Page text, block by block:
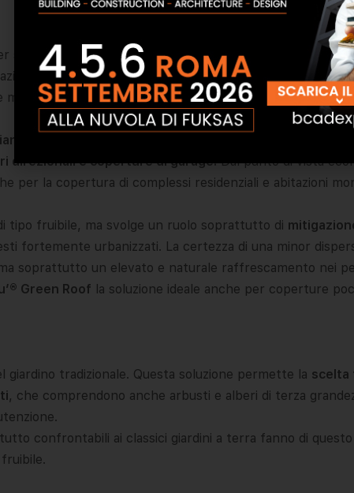
superfici medio-grandi, con capacità di carico ridotta,
e manutenzione dato il substrato di spessore
molto resistenti e con radici poco profonde ( graminacee,
o inclinate
direzionali e coperture di garage.Dal punto di vista
per la copertura di complessi residenziali e abitazioni
tipo fruibile, ma svolge un ruolo soprattutto di
fortemente urbanizzati. La certezza di una minor
soprattutto un elevato e naturale raffrescamento nei
Green Roof la soluzione ideale anche per coperture
giardino tradizionale. Questa soluzione permette la scelta
, che comprendono anche arbusti e alberi di terza
confrontabili ai classici giardini a terra fanno di